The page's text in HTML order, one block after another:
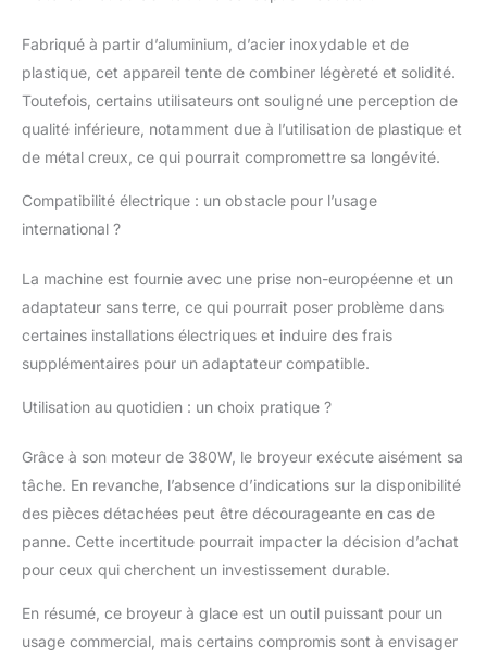
moteur à noyau de
et haute vitesse peut
rapidement effectuer
plus de travail et
répondre à
d'un grand flux de
antidérapante
se brise plus facilement
lorsque la poignée est
enfoncée et la glace se
brise plus rapidement
Notre broyeur à glace a
thermique élevée et
continu pendant 20
heures, ce qui est très
approprié pour un
usage domestique ou
commercial. Il convient
aux restaurants, bars,
réunions de famille.
Fabriqué à partir d’aluminium, d’acier inoxydable et de
plastique, cet appareil tente de combiner légèreté et solidité.
Toutefois, certains utilisateurs ont souligné une perception de
qualité inférieure, notamment due à l’utilisation de plastique et
de métal creux, ce qui pourrait compromettre sa longévité.
Compatibilité électrique : un obstacle pour l’usage
international ?
La machine est fournie avec une prise non-européenne et un
adaptateur sans terre, ce qui pourrait poser problème dans
certaines installations électriques et induire des frais
supplémentaires pour un adaptateur compatible.
Utilisation au quotidien : un choix pratique ?
Grâce à son moteur de 380W, le broyeur exécute aisément sa
tâche. En revanche, l’absence d’indications sur la disponibilité
des pièces détachées peut être décourageante en cas de
panne. Cette incertitude pourrait impacter la décision d’achat
pour ceux qui cherchent un investissement durable.
En résumé, ce broyeur à glace est un outil puissant pour un
usage commercial, mais certains compromis sont à envisager